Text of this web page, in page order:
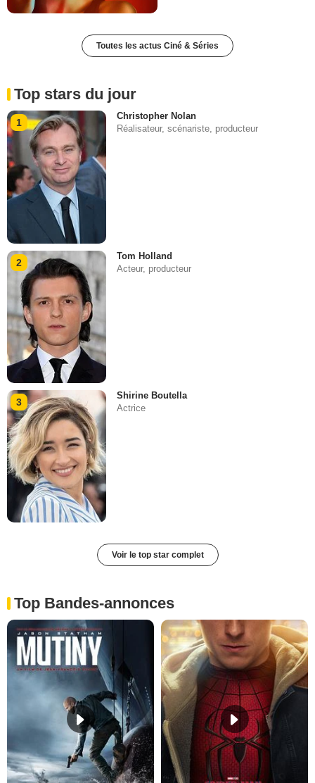
Toutes les actus Ciné & Séries
Top stars du jour
1
Christopher Nolan
Réalisateur, scénariste, producteur
2
Tom Holland
Acteur, producteur
3
Shirine Boutella
Actrice
Voir le top star complet
Top Bandes-annonces